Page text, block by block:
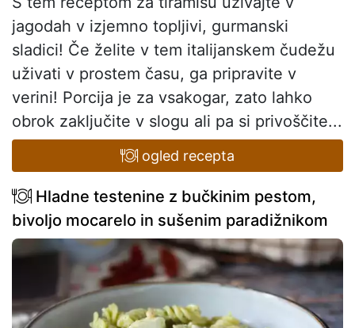
jagodah v izjemno topljivi, gurmanski
sladici! Če želite v tem italijanskem čudežu
uživati v prostem času, ga pripravite v
verini! Porcija je za vsakogar, zato lahko
obrok zaključite v slogu ali pa si privoščite...
ogled recepta
Hladne testenine z bučkinim pestom,
bivoljo mocarelo in sušenim paradižnikom